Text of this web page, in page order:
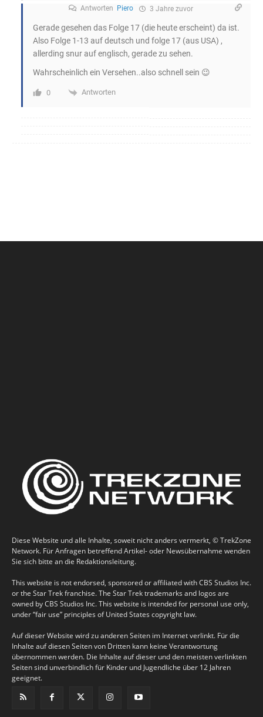
Antworten Piero 3 Jahre zuvor
Gerade gesehen das Folge 17 (die heute erscheint) da ist.
Also Folge 1-13 auf deutsch und folge 17 (aus USA) ,
allerding snur auf englisch, gerade zu sehen.
Wahrscheinlich ein Versehen..also schnell sein 😉
0 Antworten
Diese Website und alle Inhalte, soweit nicht anders vermerkt, © TrekZone
Network. Für Anfragen betreffend Artikel- oder Newsübernahme wenden
Sie sich bitte an die Redaktionsleitung.
This website is not endorsed, sponsored or affiliated with CBS Studios Inc.
or the Star Trek franchise. The Star Trek trademarks and logos are
owned by CBS Studios Inc. This website is intended for personal use only,
under “fair use” principles of United States copyright law.
Auf dieser Website wird zu anderen Seiten im Internet verlinkt. Für die
Inhalte auf diesen Seiten von Dritten kann keine Verantwortung
übernommen werden. Die Inhalte auf dieser und den meisten verlinkten
Seiten sind unverbindlich für Kinder und Jugendliche über 12 Jahren
geeignet.